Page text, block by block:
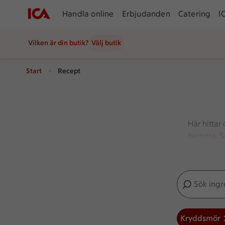
Handla online Erbjudanden Catering
Vilken är din butik? Välj butik
Start Recept
Här hittar
hemma.
Sök
Inga förslag
Kryddsmör